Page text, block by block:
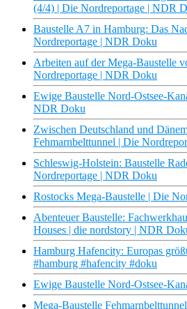
(4/4) | Die Nordreportage | NDR
Baustelle A7 in Hamburg: Das
Nordreportage | NDR Doku
Arbeiten auf der Mega-Baustelle
Nordreportage | NDR Doku
Ewige Baustelle Nord-Ostsee-
NDR Doku
Zwischen Deutschland und
Fehmarnbelttunnel | Die
Schleswig-Holstein: Baustelle
Nordreportage | NDR Doku
Rostocks Mega-Baustelle | Die
Abenteuer Baustelle:
Houses | die nordstory | NDR
Hamburg Hafencity: Europas
#hamburg #hafencity #doku
Ewige Baustelle Nord-Ostsee-
Mega-Baustelle